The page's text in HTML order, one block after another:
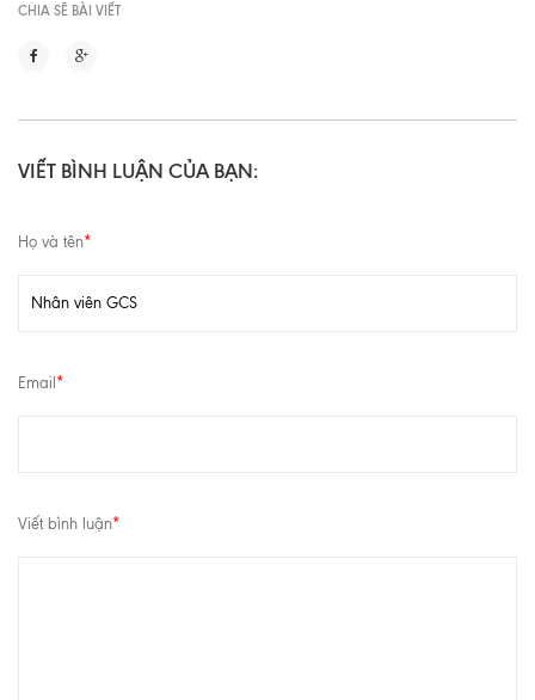
CHIA SẼ BÀI VIẾT
VIẾT BÌNH LUẬN CỦA BẠN:
Họ và tên*
Email *
Viết bình luận*